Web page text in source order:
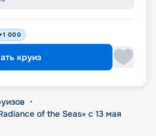
000
круиз
•
of the Seas» с 13 мая